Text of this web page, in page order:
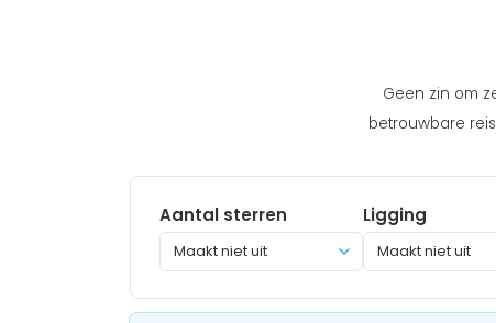
Geen zin om
betrouwbare
Aantal sterren Ligging
Maakt niet uit